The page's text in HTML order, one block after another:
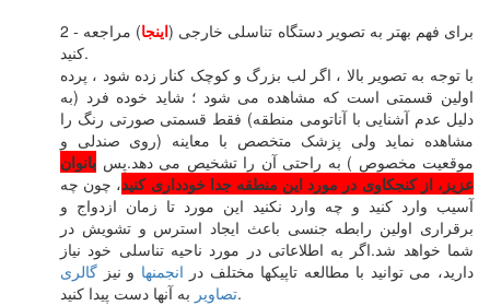
2 - برای فهم بهتر به تصویر دستگاه تناسلی خارجی (اینجا) مراجعه
کنید.
با توجه به تصویر بالا ، اگر لب بزرگ و کوچک کنار زده شود ، پرده
اولین قسمتی است که مشاهده می شود ؛ شاید خوده فرد (به
دلیل عدم آشنایی با آناتومی منطقه) فقط قسمتی صورتی رنگ را
مشاهده نماید ولی پزشک متخصص با معاینه (روی صندلی و
موقعیت مخصوص ) به راحتی آن را تشخیص می دهد.پس بانوان
عزیز، از کنجکاوی در مورد این منطقه جدا خودداری کنید، چون چه
آسیب وارد کنید و چه وارد نکنید این مورد تا زمان ازدواج و
برقراری اولین رابطه جنسی باعث ایجاد استرس و تشویش در
شما خواهد شد.اگر به اطلاعاتی در مورد ناحیه تناسلی خود نیاز
دارید، می توانید با مطالعه تاپیکها مختلف در انجمنها و نیز گالری
تصاویربه آنها دست پیدا کنید.